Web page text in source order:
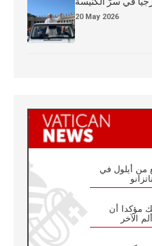
20 May 2026
من أيلول في
مؤكدا أن
الآخر